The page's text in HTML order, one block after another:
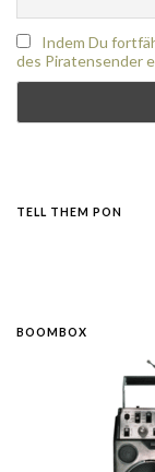
Indem Du
des Piratensender
TELL THEM PON
BOOMBOX